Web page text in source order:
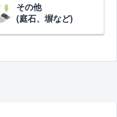
その他
(庭石、塀など)